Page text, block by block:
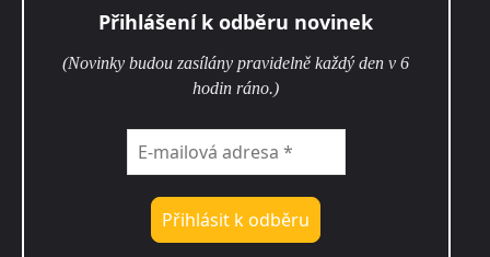
Přihlášení k odběru novinek
(Novinky budou zasílány pravidelně každý den v 6
hodin ráno.)